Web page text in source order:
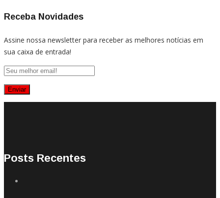
Receba Novidades
Assine nossa newsletter para receber as melhores notícias em
sua caixa de entrada!
Posts Recentes